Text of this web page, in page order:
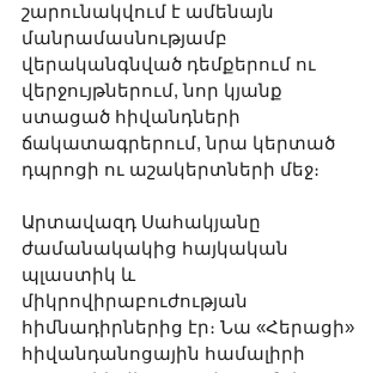
շարունակվում է ամենայն
մանրամասնությամբ
վերականգնված դեմքերում ու
վերջույթներում, նոր կյանք
ստացած հիվանդների
ճակատագրերում, նրա կերտած
դպրոցի ու աշակերտների մեջ։
Արտավազդ Սահակյանը
ժամանակակից հայկական
պլաստիկ և
միկրովիրաբուժության
հիմնադիրներից էր։ Նա «Հերացի»
հիվանդանոցային համալիրի